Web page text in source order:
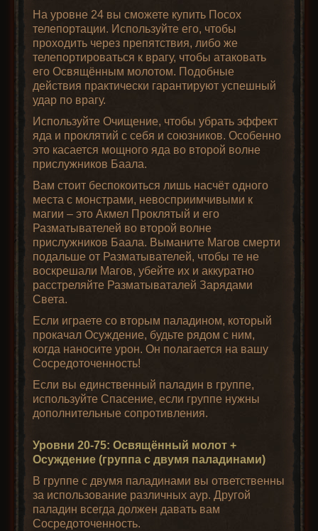
На уровне 24 вы сможете купить Посох
телепортации. Используйте его, чтобы
проходить через препятствия, либо же
телепортироваться к врагу, чтобы атаковать
его Освящённым молотом. Подобные
действия практически гарантируют успешный
удар по врагу.
Используйте Очищение, чтобы убрать эффект
яда и проклятий с себя и союзников. Особенно
это касается мощного яда во второй волне
прислужников Баала.
Вам стоит беспокоиться лишь насчёт одного
места с монстрами, невосприимчивыми к
магии – это Акмел Проклятый и его
Разматывателей во второй волне
прислужников Баала. Выманите Магов смерти
подальше от Разматывателей, чтобы те не
воскрешали Магов, убейте их и аккуратно
расстреляйте Разматываталей Зарядами
Света.
Если играете со вторым паладином, который
прокачал Осуждение, будьте рядом с ним,
когда наносите урон. Он полагается на вашу
Сосредоточенность!
Если вы единственный паладин в группе,
используйте Спасение, если группе нужны
дополнительные сопротивления.
Уровни 20-75: Освящённый молот +
Осуждение (группа с двумя паладинами)
В группе с двумя паладинами вы ответственны
за использование различных аур. Другой
паладин всегда должен давать вам
Сосредоточенность.